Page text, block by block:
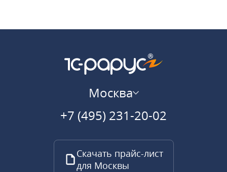
Москва
+7 (495) 231-20-02
Скачать прайс-лист
для Москвы